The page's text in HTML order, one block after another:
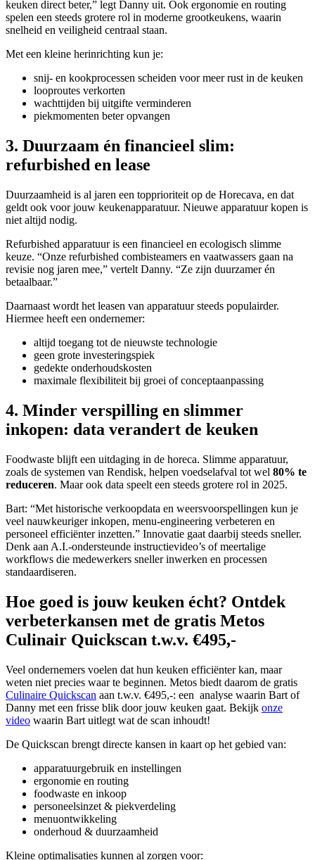
keuken direct beter,” legt Danny uit. Ook ergonomie en routing
spelen een steeds grotere rol in moderne grootkeukens, waarin
snelheid en veiligheid centraal staan.
Met een kleine herinrichting kun je:
snij- en kookprocessen scheiden voor meer rust in de keuken
looproutes verkorten
wachttijden bij uitgifte verminderen
piekmomenten beter opvangen
3. Duurzaam én financieel slim:
refurbished en lease
Duurzaamheid is al jaren een topprioriteit op de Horecava, en dat
geldt ook voor jouw keukenapparatuur. Nieuwe apparatuur kopen is
niet altijd nodig.
Refurbished apparatuur is een financieel en ecologisch slimme
keuze. “Onze refurbished combisteamers en vaatwassers gaan na
revisie nog jaren mee,” vertelt Danny. “Ze zijn duurzamer én
betaalbaar.”
Daarnaast wordt het leasen van apparatuur steeds populairder.
Hiermee heeft een ondernemer:
altijd toegang tot de nieuwste technologie
geen grote investeringspiek
gedekte onderhoudskosten
maximale flexibiliteit bij groei of conceptaanpassing
4. Minder verspilling en slimmer
inkopen: data verandert de keuken
Foodwaste blijft een uitdaging in de horeca. Slimme apparatuur,
zoals de systemen van Rendisk, helpen voedselafval tot wel 80% te
reduceren. Maar ook data speelt een steeds grotere rol in 2025.
Bart: “Met historische verkoopdata en weersvoorspellingen kun je
veel nauwkeuriger inkopen, menu-engineering verbeteren en
personeel efficiënter inzetten.” Innovatie gaat daarbij steeds sneller.
Denk aan A.I.-ondersteunde instructievideo’s of meertalige
workflows die medewerkers sneller inwerken en processen
standaardiseren.
Hoe goed is jouw keuken écht? Ontdek
verbeterkansen met de gratis Metos
Culinair Quickscan t.w.v. €495,-
Veel ondernemers voelen dat hun keuken efficiënter kan, maar
weten niet precies waar te beginnen. Metos biedt daarom de gratis
Culinaire Quickscan aan t.w.v. €495,-: een analyse waarin Bart of
Danny met een frisse blik door jouw keuken gaat. Bekijk onze
video waarin Bart uitlegt wat de scan inhoudt!
De Quickscan brengt directe kansen in kaart op het gebied van:
apparatuurgebruik en instellingen
ergonomie en routing
foodwaste en inkoop
personeelsinzet & piekverdeling
menuontwikkeling
onderhoud & duurzaamheid
Kleine optimalisaties kunnen al zorgen voor: